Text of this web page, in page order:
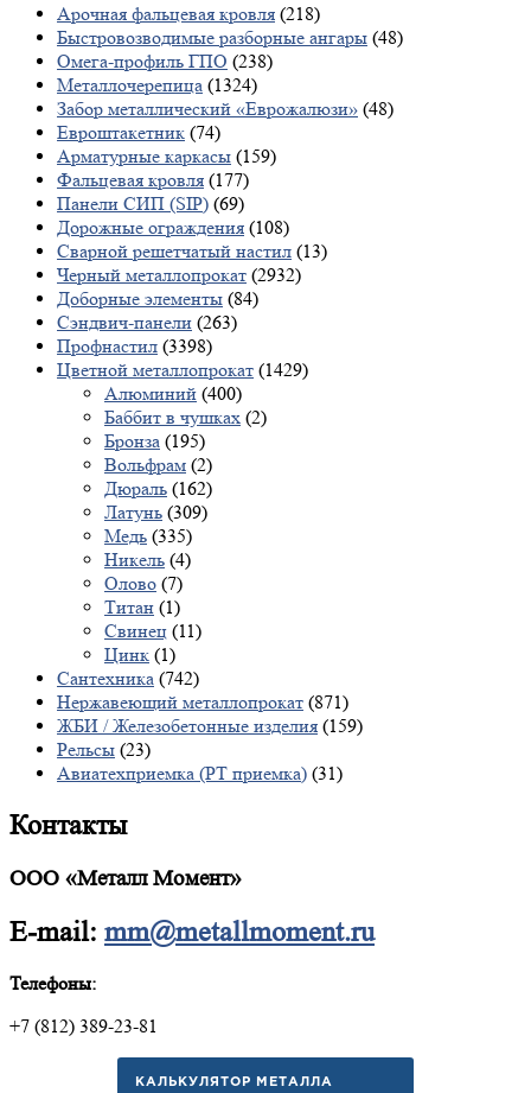
Арочная фальцевая кровля (218)
Быстровозводимые разборные ангары (48)
Омега-профиль ГПО (238)
Металлочерепица (1324)
Забор металлический «Еврожалюзи» (48)
Евроштакетник (74)
Арматурные каркасы (159)
Фальцевая кровля (177)
Панели СИП (SIP) (69)
Дорожные ограждения (108)
Сварной решетчатый настил (13)
Черный металлопрокат (2932)
Доборные элементы (84)
Сэндвич-панели (263)
Профнастил (3398)
Цветной металлопрокат (1429)
Алюминий (400)
Баббит в чушках (2)
Бронза (195)
Вольфрам (2)
Дюраль (162)
Латунь (309)
Медь (335)
Никель (4)
Олово (7)
Титан (1)
Свинец (11)
Цинк (1)
Сантехника (742)
Нержавеющий металлопрокат (871)
ЖБИ / Железобетонные изделия (159)
Рельсы (23)
Авиатехприемка (РТ приемка) (31)
Контакты
ООО «Металл Момент»
E-mail: mm@metallmoment.ru
Телефоны:
+7 (812) 389-23-81